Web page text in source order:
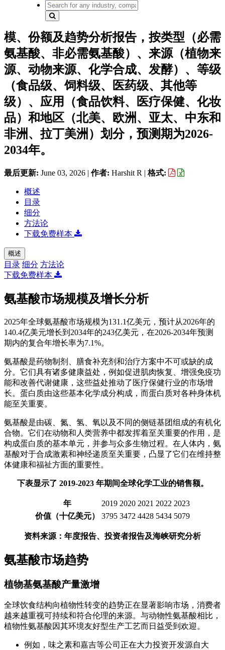
模、份额及趋势分析报告，按类型（必需
氨基酸、非必需氨基酸）、来源（植物来
源、动物来源、化学合成、发酵）、等级
（食品级、饲料级、医药级、其他等
级）、应用（食品饮料、医疗保健、化妆
品）和地区（北美、欧洲、亚太、中东和
非洲、拉丁美洲）划分，预测期为2026-
2034年。
最后更新: June 03, 2026 | 作者: Harshit R | 格式:
概述
目录
细分
方法论
下载免费样本
概述
目录 细分 方法论
下载免费样本
氨基酸市场规模及增长分析
2025年全球氨基酸市场规模为131.1亿美元，预计从2026年的
140.4亿美元增长到2034年的243亿美元，在2026-2034年预测
期内的复合年增长率为7.1%。
氨基酸是药物制剂、膳食补充剂和治疗方案中不可或缺的成
分。它们具有诸多健康益处，例如促进肌肉恢复、增强免疫功
能和改善代谢健康，这些益处推动了医疗保健行业的市场增
长。蛋白质由这些基本化学成分构成，而蛋白质对各种身体机
能至关重要。
氨基酸是由碳、氮、氢、氧以及不同的侧链基团组成的有机化
合物。它们在动物和人类营养中都发挥着至关重要的作用，是
构成蛋白质的基本单元，并参与众多生物过程。在人体内，氨
基酸对于合成激素和神经递质至关重要，凸显了它们在维持整
体健康和福祉方面的重要性。
下表显示了 2019-2023 年期间全球化学工业的销售额。
年 2019 2020 2021 2022 2023
价值（十亿美元）
3795 3472 4428 5434 5079
资料来源：年度报告、投资者报告及海峡研究分析
氨基酸市场趋势
植物基氨基酸产量激增
全球饮食结构向植物性转变的趋势正在显著影响市场，消费者
越来越重视可持续和符合伦理的来源。与动物性氨基酸相比，
植物性氨基酸因其环境友好型生产工艺而日益受到欢迎。
例如，味之素和嘉吉等公司正在大力投资开发源自大